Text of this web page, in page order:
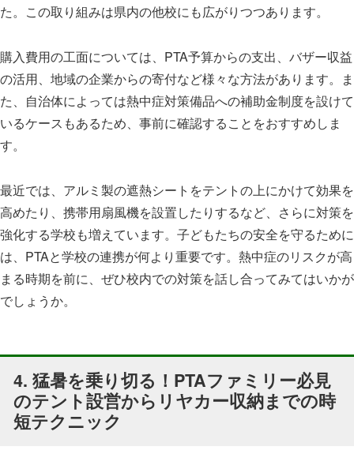
た。この取り組みは県内の他校にも広がりつつあります。
購入費用の工面については、PTA予算からの支出、バザー収益
の活用、地域の企業からの寄付など様々な方法があります。ま
た、自治体によっては熱中症対策備品への補助金制度を設けて
いるケースもあるため、事前に確認することをおすすめしま
す。
最近では、アルミ製の遮熱シートをテントの上にかけて効果を
高めたり、携帯用扇風機を設置したりするなど、さらに対策を
強化する学校も増えています。子どもたちの安全を守るために
は、PTAと学校の連携が何より重要です。熱中症のリスクが高
まる時期を前に、ぜひ校内での対策を話し合ってみてはいかが
でしょうか。
4. 猛暑を乗り切る！PTAファミリー必見
のテント設営からリヤカー収納までの時
短テクニック